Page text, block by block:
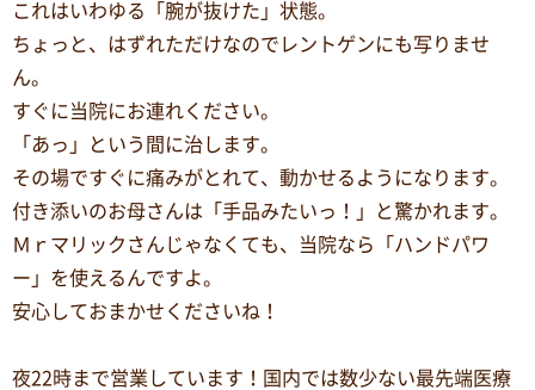
これはいわゆる「腕が抜けた」状態。
ちょっと、はずれただけなのでレントゲンにも写りませ
ん。
すぐに当院にお連れください。
「あっ」という間に治します。
その場ですぐに痛みがとれて、動かせるようになります。
付き添いのお母さんは「手品みたいっ！」と驚かれます。
Ｍｒマリックさんじゃなくても、当院なら「ハンドパワ
ー」を使えるんですよ。
安心しておまかせくださいね！
夜22時まで営業しています！国内では数少ない最先端医療